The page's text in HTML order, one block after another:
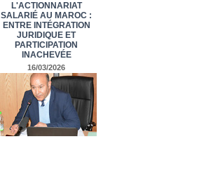
L'ACTIONNARIAT
SALARIÉ AU MAROC :
ENTRE INTÉGRATION
JURIDIQUE ET
PARTICIPATION
INACHEVÉE
16/03/2026